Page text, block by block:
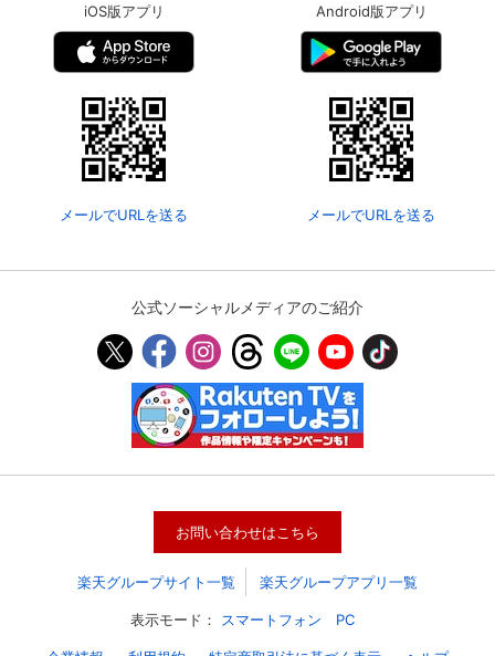
会員設定 会員情報 閉じる
基本情報、本人連絡先、パスワード 、クレ
ジットカード情報の変更が可能です。
iOS版アプリ
メールでURLを送る
Android版アプリ
メールでURLを送る
公式ソーシャルメディアのご紹介
お問い合わせはこちら
楽天グループサイト一覧 楽天グループアプリ一覧
表示モード： スマートフォン PC